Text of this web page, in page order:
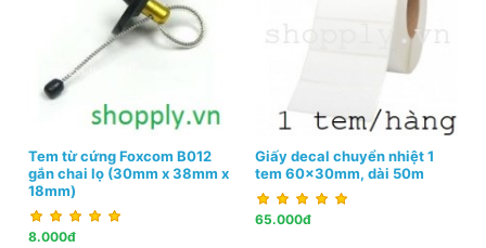
Tem từ cứng Foxcom B012
gắn chai lọ (30mm x 38mm x
18mm)
8.000đ
Giấy decal chuyển nhiệt 1
tem 60x30mm, dài 50m
65.000đ